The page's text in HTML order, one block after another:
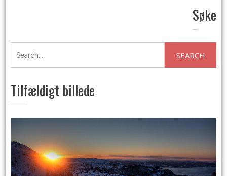
Søke
for:
Tilfældigt billede